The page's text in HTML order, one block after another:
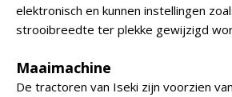
elektronisch en kunnen instellingen
strooibreedte ter plekke gewijzigd
Maaimachine
De tractoren van Iseki zijn voorzien